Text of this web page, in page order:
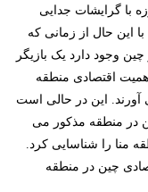
با گرایشات جدایی
این حال از زمانی که
وجود دارد یک بازیگر
اقتصادی منطقه
آورند. این در حالی است
در منطقه مذکور می
منا را شناسایی کرد.
چین در منطقه